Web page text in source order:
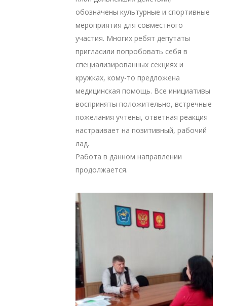
обозначены культурные и спортивные
мероприятия для совместного
участия. Многих ребят депутаты
пригласили попробовать себя в
специализированных секциях и
кружках, кому-то предложена
медицинская помощь. Все инициативы
восприняты положительно, встречные
пожелания учтены, ответная реакция
настраивает на позитивный, рабочий
лад.
Работа в данном направлении
продолжается.